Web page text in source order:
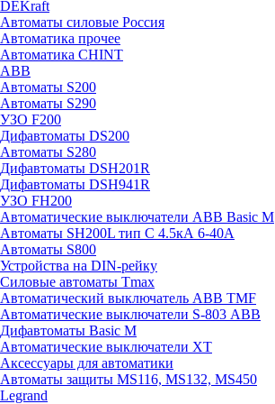
DEKraft
Автоматы силовые Россия
Автоматика прочее
Автоматика CHINT
ABB
Автоматы S200
Автоматы S290
УЗО F200
Дифавтоматы DS200
Автоматы S280
Дифавтоматы DSH201R
Дифавтоматы DSH941R
УЗО FH200
Автоматические выключатели ABB Basic M
Автоматы SH200L тип С 4.5кА 6-40А
Автоматы S800
Устройства на DIN-рейку
Силовые автоматы Tmax
Автоматический выключатель ABB TMF
Автоматические выключатели S-803 АВВ
Дифавтоматы Basic M
Автоматические выключатели XT
Аксессуары для автоматики
Автоматы защиты MS116, MS132, MS450
Legrand